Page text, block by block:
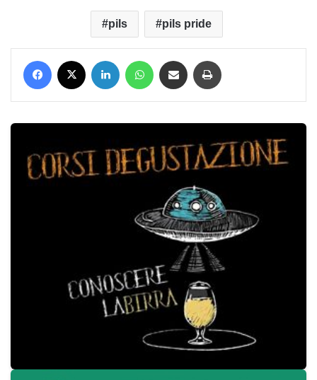
pils pils pride
Facebook LinkedIn WhatsApp Condividi via mail